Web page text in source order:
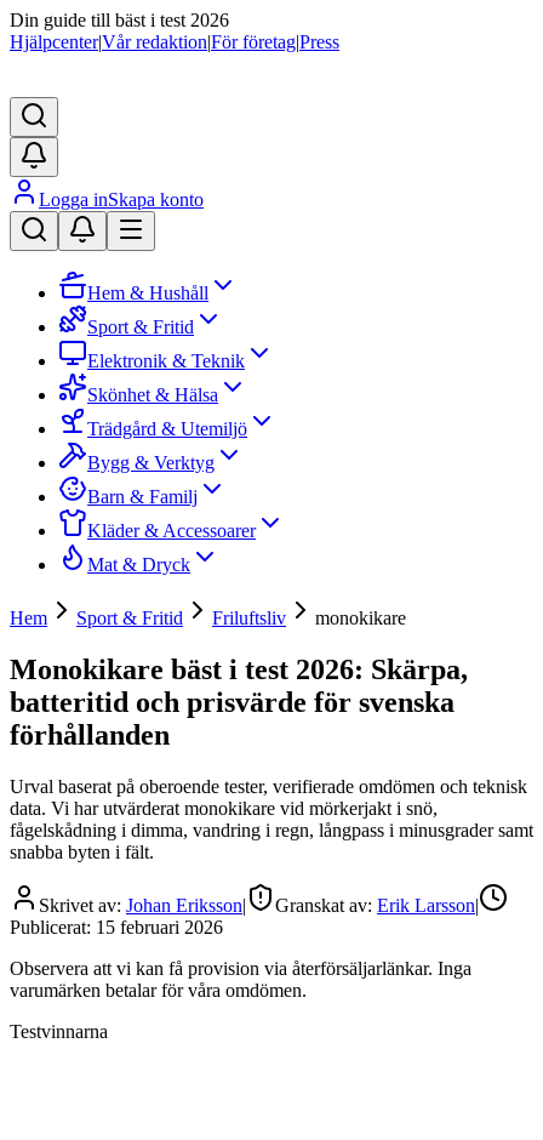
Din guide till bäst i test 2026
Hjälpcenter|Vår redaktion|För företag|Press
Logga inSkapa konto
Hem & Hushåll
Sport & Fritid
Elektronik & Teknik
Skönhet & Hälsa
Trädgård & Utemiljö
Bygg & Verktyg
Barn & Familj
Kläder & Accessoarer
Mat & Dryck
Hem Sport & Fritid Friluftsliv monokikare
Monokikare bäst i test 2026: Skärpa,
batteritid och prisvärde för svenska
förhållanden
Urval baserat på oberoende tester, verifierade omdömen och teknisk
data. Vi har utvärderat monokikare vid mörkerjakt i snö,
fågelskådning i dimma, vandring i regn, långpass i minusgrader samt
snabba byten i fält.
Skrivet av: Johan Eriksson| Granskat av: Erik Larsson|
Publicerat: 15 februari 2026
Observera att vi kan få provision via återförsäljarlänkar. Inga
varumärken betalar för våra omdömen.
Testvinnarna